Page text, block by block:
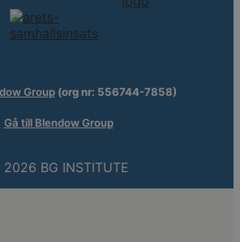
Group(org nr: 556744-7858)
Gå till Blendow Group
BG INSTITUTE